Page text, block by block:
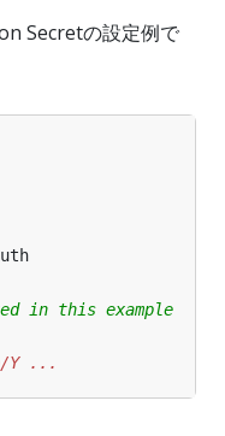
Secretの設定例で
in this example
Y ...